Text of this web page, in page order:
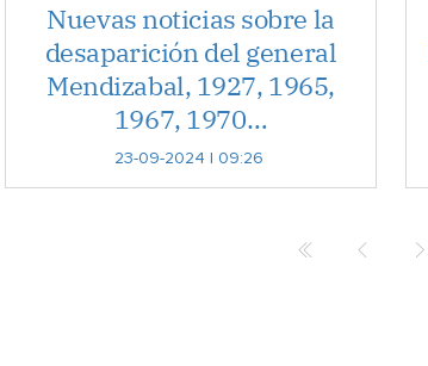
Nuevas noticias sobre la
desaparición del general
Mendizabal, 1927, 1965,
1967, 1970…
23-09-2024 | 09:26